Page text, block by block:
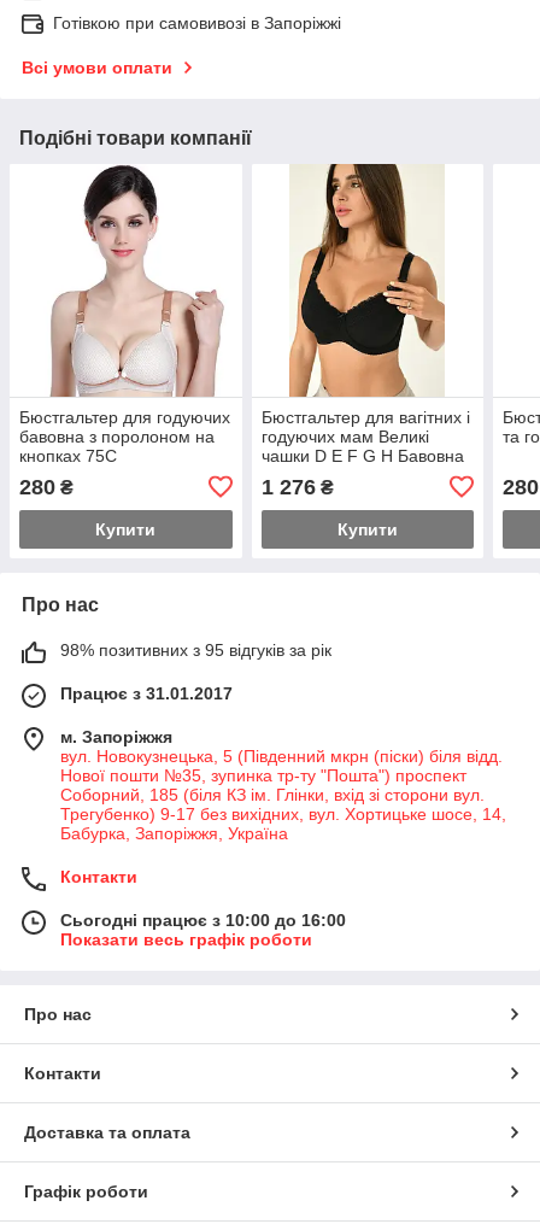
Готівкою при самовивозі в Запоріжжі
Всі умови оплати
Подібні товари компанії
Бюстгальтер для годуючих
бавовна з поролоном на
кнопках 75С
280 ₴
Купити
Бюстгальтер для вагітних і
годуючих мам Великі
чашки D E F G H Бавовна
1 276₴
Купити
та
280
Про нас
98% позитивних з 95 відгуків за рік
Працює з 31.01.2017
м. Запоріжжя
вул. Новокузнецька, 5 (Південний мкрн (піски) біля відд.
Нової пошти №35, зупинка тр-ту "Пошта") проспект
Соборний, 185 (біля КЗ ім. Глінки, вхід зі сторони вул.
Трегубенко) 9-17 без вихідних, вул. Хортицьке шосе, 14,
Бабурка, Запоріжжя, Україна
Контакти
Сьогодні працює з 10:00 до 16:00
Показати весь графік роботи
Про нас
Контакти
Доставка та оплата
Графік роботи